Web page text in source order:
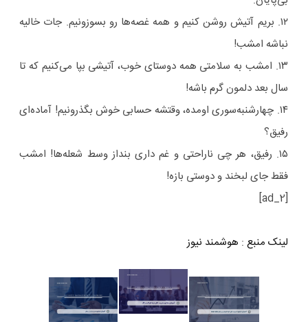
۱۲. بریم آتیش روشن کنیم و همه غصه‌ها رو بسوزونیم. جات خالیه
نباشه امشب!
۱۳. امشب به سلامتی همه دوستای خوب، آتیشی بپا می‌کنیم که تا
سال بعد دلمون گرم باشه!
۱۴. چهارشنبه‌سوری اومده، وقتشه حسابی خوش بگذرونیم! آماده‌ای
رفیق؟
۱۵. رفیق، هر چی ناراحتی و غم داری بنداز وسط شعله‌ها! امشب
فقط جای لبخند و دوستی بازه!
[ad_2]
لینک منبع : هوشمند نیوز